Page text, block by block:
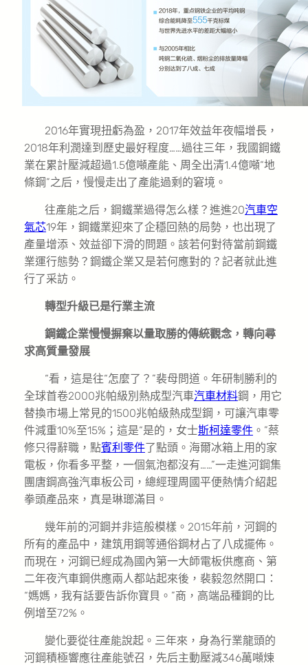
2016年實現扭虧為盈，2017年效益年夜幅增長，
2018年利潤達到歷史最好程度……過往三年，我國鋼鐵
業在累計壓減超過1.5億噸產能、周全出清1.4億噸“地
條鋼”之后，慢慢走出了產能過剩的窘境。
往產能之后，鋼鐵業過得怎么樣？進進20汽車空
氣芯19年，鋼鐵業迎來了企穩回熱的局勢，也出現了
產量增添、效益卻下滑的問題。該若何對待當前鋼鐵
業運行態勢？鋼鐵企業又是若何應對的？記者就此進
行了采訪。
轉型升級已是行業主流
鋼鐵企業慢慢摒棄以量取勝的傳統觀念，轉向尋
求高質量發展
“看，這是往“怎麼了？”裴母問道。年研制勝利的
全球首卷2000兆帕級別熱成型汽車汽車材料鋼，用它
替換市場上常見的1500兆帕級熱成型鋼，可讓汽車零
件減重10%至15%；這是“是的，女士斯柯達零件 。”蔡
修只得辭職，點賓利零件了點頭。海爾冰箱上用的家
電板，你看多平整，一個氣泡都沒有……”一走進河鋼集
團唐鋼高強汽車板公司，總經理周國平便熱情介紹起
拳頭產品來，真是琳瑯滿目。
幾年前的河鋼并非這般模樣。2015年前，河鋼的
所有的產品中，建筑用鋼等通俗鋼材占了八成擺佈。
而現在，河鋼已經成為國內第一大師電板供應商、第
二年夜汽車鋼供應兩人都站起來後，裴毅忽然開口：
“媽媽，我有話要告訴你寶貝。”商，高端品種鋼的比
例增至72%。
變化要從往產能說起。三年來，身為行業龍頭的
河鋼積極響應往產能號召，先后主動壓減346萬噸煉